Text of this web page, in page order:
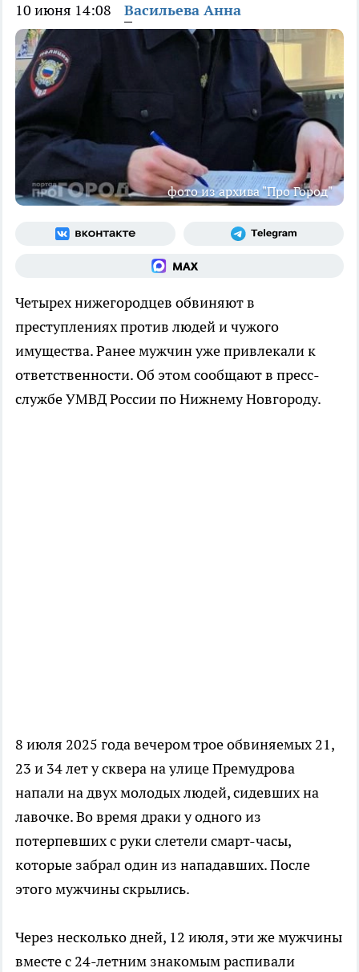
10 июня 14:08 Васильева Анна
фото из архива "Про Город"
Четырех нижегородцев обвиняют в
преступлениях против людей и чужого
имущества. Ранее мужчин уже привлекали к
ответственности. Об этом сообщают в пресс-
службе УМВД России по Нижнему Новгороду.
8 июля 2025 года вечером трое обвиняемых 21,
23 и 34 лет у сквера на улице Премудрова
напали на двух молодых людей, сидевших на
лавочке. Во время драки у одного из
потерпевших с руки слетели смарт-часы,
которые забрал один из нападавших. После
этого мужчины скрылись.
Через несколько дней, 12 июля, эти же мужчины
вместе с 24-летним знакомым распивали